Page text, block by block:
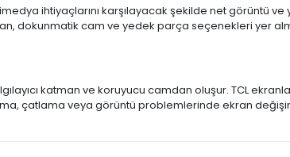
ihtiyaçlarını karşılayacak şekilde net görüntü
dokunmatik cam ve yedek parça seçenekleri yer
katman ve koruyucu camdan oluşur. TCL
çatlama veya görüntü problemlerinde ekran